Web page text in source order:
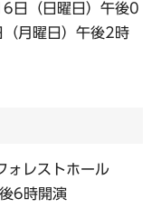
日（日曜日）午後0
月曜日）午後2時
ォレストホール
6時開演